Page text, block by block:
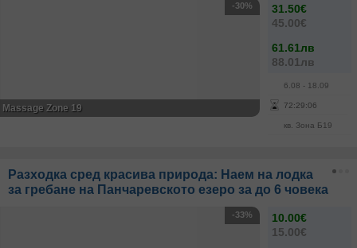
31.50€
45.00€
61.61лв
88.01лв
6.08 - 18.09
72:29:05
кв. Зона Б19
-30%
Massage Zone 19
Разходка сред красива природа: Наем на лодка
за гребане на Панчаревското езеро за до 6 човека
10.00€
15.00€
-33%